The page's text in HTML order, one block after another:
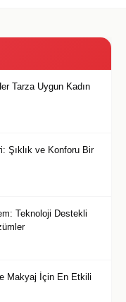
Tarza Uygun Kadın
Şıklık ve Konforu Bir
Teknoloji Destekli
Makyaj İçin En Etkili